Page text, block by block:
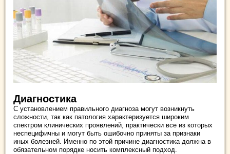
Диагностика
С установлением правильного диагноза могут возникнуть
сложности, так как патология характеризуется широким
спектром клинических проявлений, практически все из которых
неспецифичны и могут быть ошибочно приняты за признаки
иных болезней. Именно по этой причине диагностика должна в
обязательном порядке носить комплексный подход.